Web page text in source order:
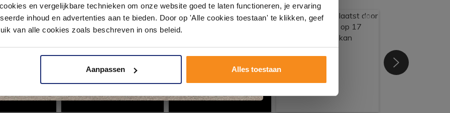
en vergelijkbare technieken om onze website goed te laten functioneren, je ervaring
inhoud en advertenties aan te bieden. Door op 'Alle cookies toestaan' te klikken, geef
van alle cookies zoals beschreven in ons beleid.
Aanpassen Alles toestaan
tot luxe. Onze ervaren adviseurs helpen je persoonlijk, en je vindt tegels
& sanitair direct uit voorraad. Gratis parkeren op eigen terrein.
Kom langs en ervaar zelf het verschil!